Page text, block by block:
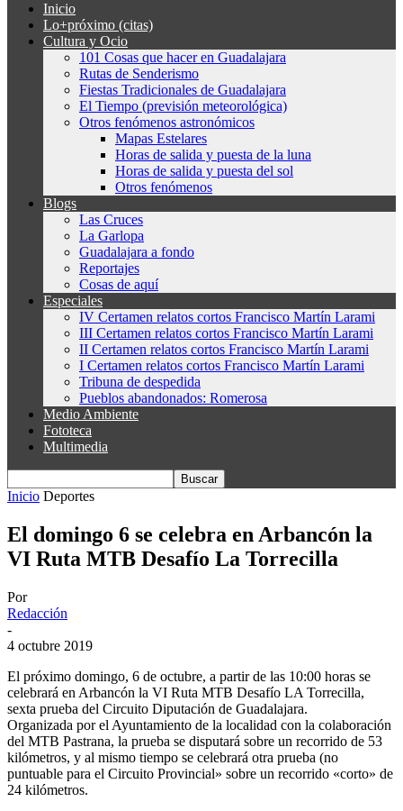
Inicio
Lo+próximo (citas)
Cultura y Ocio
101 Cosas que hacer en Guadalajara
Rutas de Senderismo
Fiestas Tradicionales de Guadalajara
El Tiempo (previsión meteorológica)
Otros fenómenos astronómicos
Mapas Estelares
Horas de salida y puesta de la luna
Horas de salida y puesta del sol
Otros fenómenos
Blogs
Las Cruces
La Garlopa
Guadalajara a fondo
Reportajes
Cosas de aquí
Especiales
IV Certamen relatos cortos Francisco Martín Larami
III Certamen relatos cortos Francisco Martín Larami
II Certamen relatos cortos Francisco Martín Larami
I Certamen relatos cortos Francisco Martín Larami
Tribuna de despedida
Pueblos abandonados: Romerosa
Medio Ambiente
Fototeca
Multimedia
Inicio Deportes
El domingo 6 se celebra en Arbancón la
VI Ruta MTB Desafío La Torrecilla
Por
Redacción
-
4 octubre 2019
El próximo domingo, 6 de octubre, a partir de las 10:00 horas se
celebrará en Arbancón la VI Ruta MTB Desafío LA Torrecilla,
sexta prueba del Circuito Diputación de Guadalajara.
Organizada por el Ayuntamiento de la localidad con la colaboración
del MTB Pastrana, la prueba se disputará sobre un recorrido de 53
kilómetros, y al mismo tiempo se celebrará otra prueba (no
puntuable para el Circuito Provincial» sobre un recorrido «corto» de
24 kilómetros.